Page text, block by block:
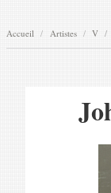
Accueil Artistes V